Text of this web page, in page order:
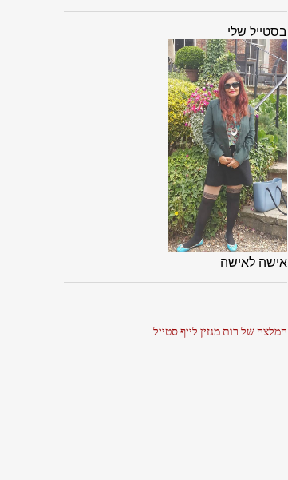
בסטייל שלי
אישה לאישה
המלצה של רות מגזין לייף סטייל